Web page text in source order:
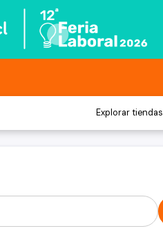
Explorar tiendas